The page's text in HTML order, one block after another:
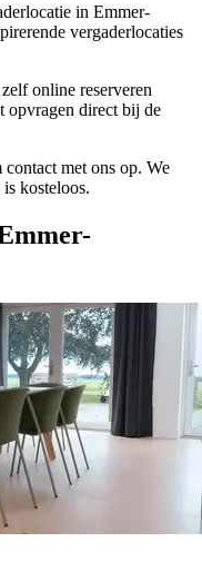
in Emmer-
vergaderlocaties
online reserveren
opvragen direct bij de
met ons op. We
kosteloos.